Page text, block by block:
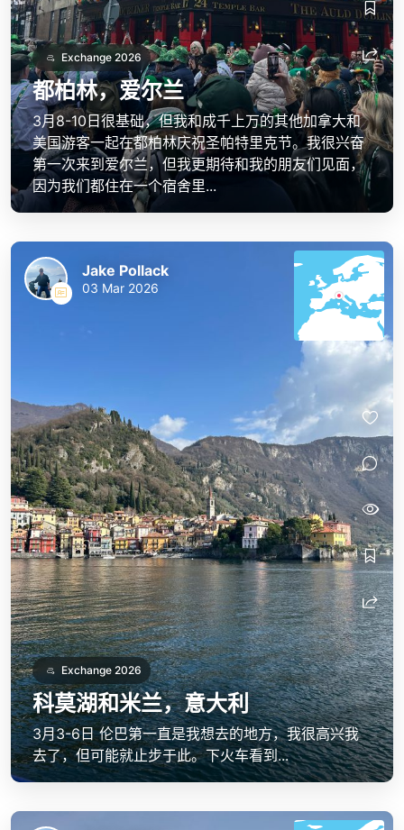
Jake Pollack
Jake Pollack
Exchange 2026
都柏林，爱尔兰
3月8-10日很基础，但我和成千上万的其他加拿大和
美国游客一起在都柏林庆祝圣帕特里克节。我很兴奋
第一次来到爱尔兰，但我更期待和我的朋友们见面，
因为我们都住在一个宿舍里...
Exchange 2026
科莫湖和米兰，意大利
3月3-6日 伦巴第一直是我想去的地方，我很高兴我
去了，但可能就止步于此。下火车看到...
Jake Pollack
03 Mar 2026